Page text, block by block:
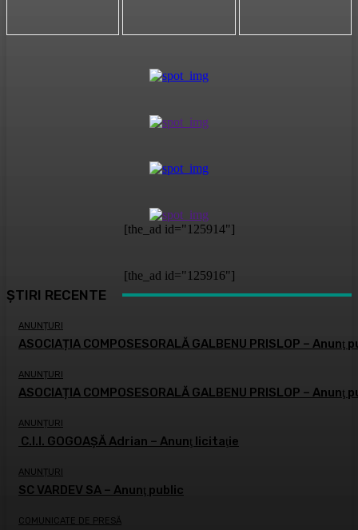
[the_ad id="125914"]
[the_ad id="125916"]
ȘTIRI RECENTE
ANUNȚURI
ASOCIAȚIA COMPOSESORALĂ GALBENU PRISLOP – Anunţ
ANUNȚURI
ASOCIAȚIA COMPOSESORALĂ GALBENU PRISLOP – Anunţ
ANUNȚURI
C.I.I. GOGOAŞĂ Adrian – Anunţ licitaţie
ANUNȚURI
SC VARDEV SA – Anunţ public
COMUNICATE DE PRESĂ